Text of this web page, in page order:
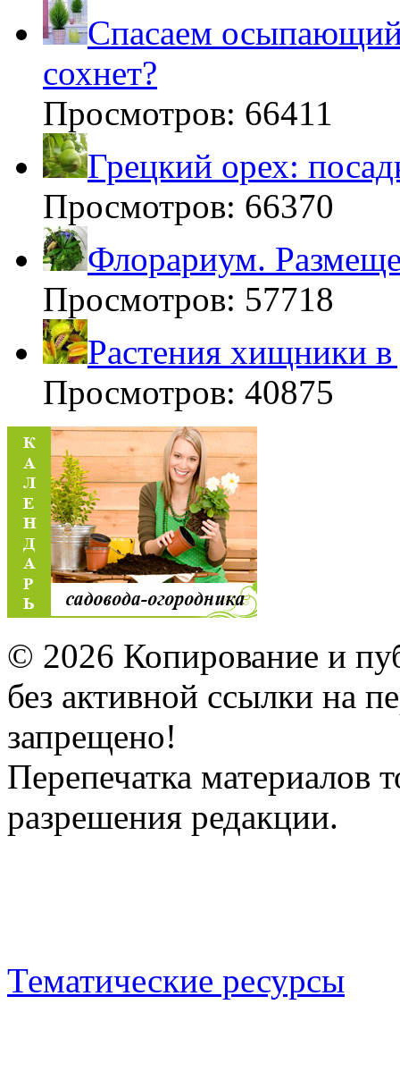
Спасаем
сохнет?
Просмотров: 66411
Грецкий орех:
Просмотров: 66370
Флорариум.
Просмотров: 57718
Растения хищники
Просмотров: 40875
© 2026 Копирование и
без активной ссылки на
запрещено!
Перепечатка материалов
разрешения редакции.
Тематические ресурсы